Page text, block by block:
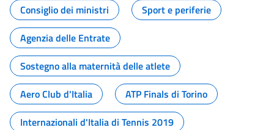
Consiglio dei ministri
Sport e periferie
Agenzia delle Entrate
Sostegno alla maternità delle atlete
Aero Club d'Italia
ATP Finals di Torino
Internazionali d'Italia di Tennis 2019